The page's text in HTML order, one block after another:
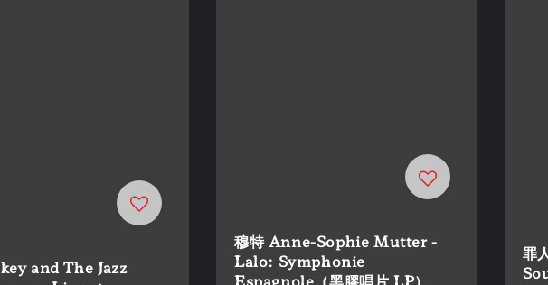
and The Jazz
穆特 Anne-Sophie Mutter -
Lalo: Symphonie
Espagnole（黑膠唱片 LP）
罪